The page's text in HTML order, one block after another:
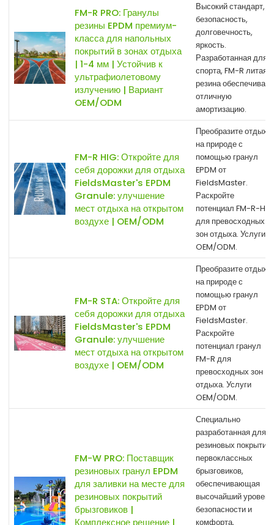
FM-R PRO: Гранулы
резины EPDM премиум-
класса для напольных
покрытий в зонах отдыха
| 1-4 мм | Устойчив к
ультрафиолетовому
излучению | Вариант
OEM/ODM
Высокий стандарт,
безопасность,
долговечность,
яркость.
Разработанная для
спорта, FM-R литая
резина обеспечивает
отличную
амортизацию.
FM-R HIG: Откройте для
себя дорожки для отдыха
FieldsMaster's EPDM
Granule: улучшение
мест отдыха на открытом
воздухе | OEM/ODM
Преобразите отдых
на природе с
помощью гранул
EPDM от
FieldsMaster.
Раскройте
потенциал FM-R-HIG
для превосходных
зон отдыха. Услуги
OEM/ODM.
FM-R STA: Откройте для
себя дорожки для отдыха
FieldsMaster's EPDM
Granule: улучшение
мест отдыха на открытом
воздухе | OEM/ODM
Преобразите отдых
на природе с
помощью гранул
EPDM от
FieldsMaster.
Раскройте
потенциал гранул
FM-R для
превосходных зон
отдыха. Услуги
OEM/ODM.
FM-W PRO: Поставщик
резиновых гранул EPDM
для заливки на месте для
резиновых покрытий
брызговиков |
Комплексное решение |
Специально
разработанная для
резиновых покрытий
первоклассных
брызговиков,
обеспечивающая
высочайший уровень
безопасности и
комфорта,